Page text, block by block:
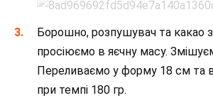
Борошно, розпушувач та какао
просіюємо в яєчну масу.
Переливаємо у форму 18 см та
при темпі 180 гр.